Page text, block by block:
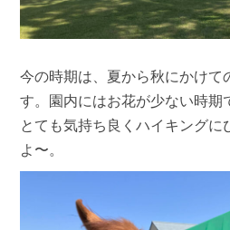
今の時期は、夏から秋にかけて
す。園内にはお花が少ない時期
とても気持ち良くハイキングに
よ〜。